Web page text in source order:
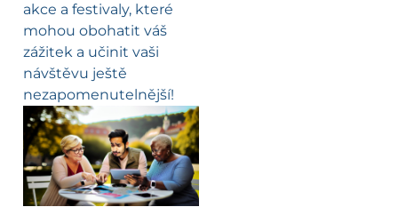
akce a festivaly, které
mohou obohatit váš
zážitek a učinit vaši
návštěvu ještě
nezapomenutelnější!